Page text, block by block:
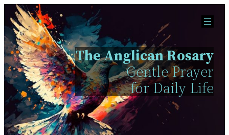
Skip
to
content
The Anglican Rosary
Gentle Prayer
for Daily Life